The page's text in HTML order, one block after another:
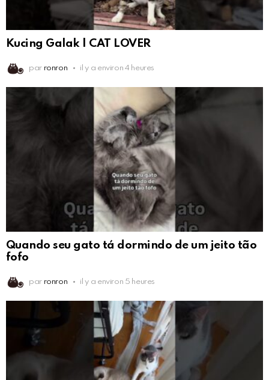
Kucing Galak | CAT LOVER
par ronron il y a environ 4 heures
Quando seu gato tá dormindo de um jeito tão
fofo
par ronron il y a environ 5 heures